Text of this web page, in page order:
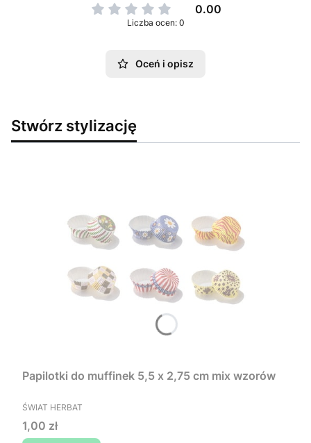
0.00
Liczba ocen: 0
Oceń i opisz
Stwórz stylizację
Papilotki do muffinek 5,5 x 2,75 cm mix wzorów
PRODUCENT
ŚWIAT HERBAT
Cena
1,00 zł